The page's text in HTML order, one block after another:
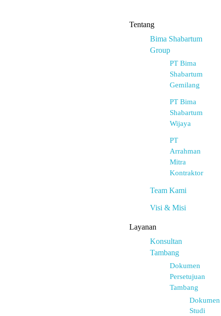
Tentang
Bima Shabartum
Group
PT Bima
Shabartum
Gemilang
PT Bima
Shabartum
Wijaya
PT
Arrahman
Mitra
Kontraktor
Team Kami
Visi & Misi
Layanan
Konsultan
Tambang
Dokumen
Persetujuan
Tambang
Dokumen
Studi